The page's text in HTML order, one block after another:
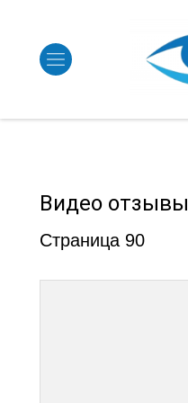
Видео отзывы
Страница 90